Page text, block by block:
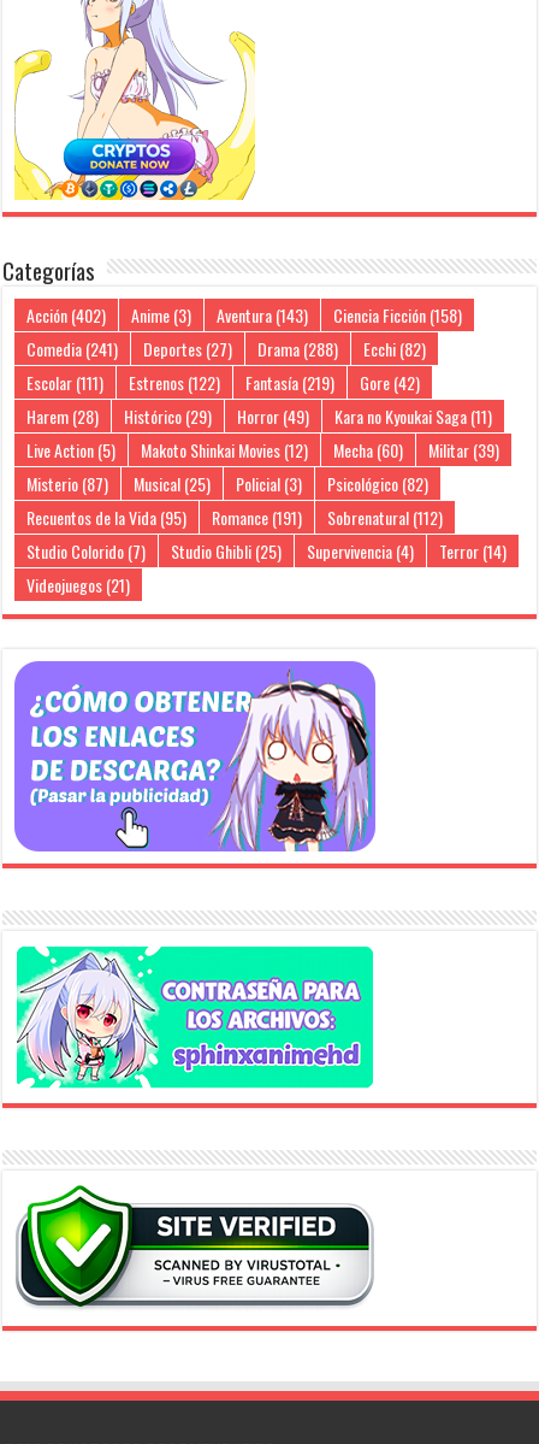
Categorías
Acción(402) Anime(3) Aventura(143) Ciencia Ficción(158)
Comedia(241) Deportes(27) Drama(288) Ecchi(82)
Escolar(111) Estrenos(122) Fantasía(219) Gore(42)
Harem(28) Histórico(29) Horror(49) Kara no Kyoukai Saga(11)
Live Action(5) Makoto Shinkai Movies(12) Mecha(60) Militar(39)
Misterio(87) Musical(25) Policial(3) Psicológico(82)
Recuentos de la Vida(95) Romance(191) Sobrenatural(112)
Studio Colorido(7) Studio Ghibli(25) Supervivencia(4) Terror(14)
Videojuegos(21)